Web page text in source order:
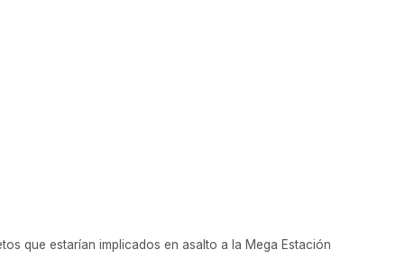
que estarían implicados en asalto a la Mega Estación